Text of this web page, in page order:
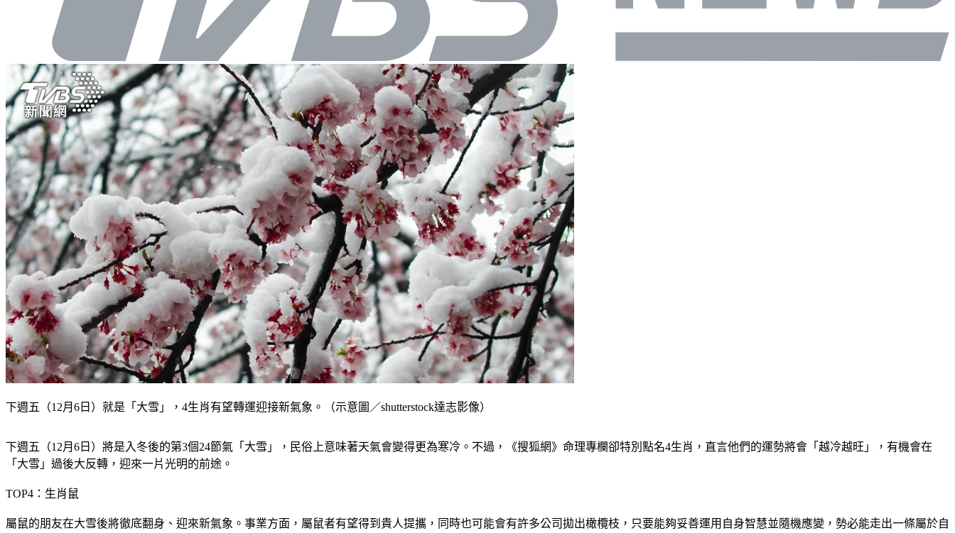
下週五（12月6日）就是「大雪」，4生肖有望轉運迎接新氣象。（示意圖／shutterstock達志影像）
下週五（12月6日）將是入冬後的第3個24節氣「大雪」，民俗上意味著天氣會變得更為寒冷。不過，《搜狐網》命理專欄卻特別點名4生肖，直言他們的運勢將會「越冷越旺」，有機會在
「大雪」過後大反轉，迎來一片光明的前途。
TOP4：生肖鼠
屬鼠的朋友在大雪後將徹底翻身、迎來新氣象。事業方面，屬鼠者有望得到貴人提攜，同時也可能會有許多公司拋出橄欖枝，只要能夠妥善運用自身智慧並隨機應變，勢必能走出一條屬於自